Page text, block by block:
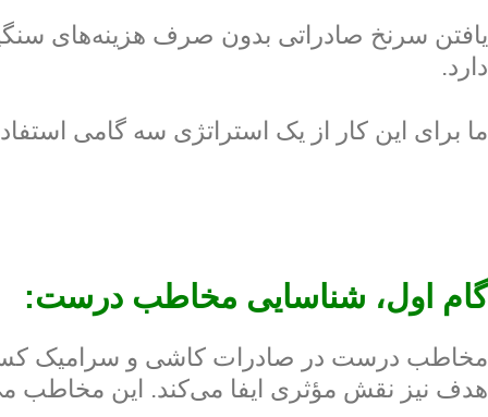
یافتن سرنخ صادراتی بدون صرف هزینه‌های سنگین
دارد.
ما برای این کار از یک استراتژی سه گامی
گام اول، شناسایی مخاطب درست:
مخاطب درست در صادرات کاشی و سرامیک کسی
هدف نیز نقش مؤثری ایفا می‌کند. این مخاطب